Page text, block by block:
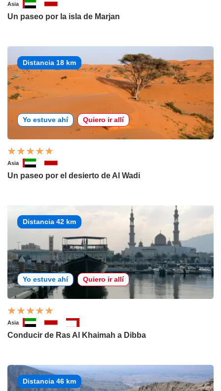
Asia
Un paseo por la isla de Marjan
Distancia 18 km
Yo estuve ahí Quiero ir allí
Asia
Un paseo por el desierto de Al Wadi
Distancia 42 km
Yo estuve ahí Quiero ir allí
Asia
Conducir de Ras Al Khaimah a Dibba
Distancia 46 km